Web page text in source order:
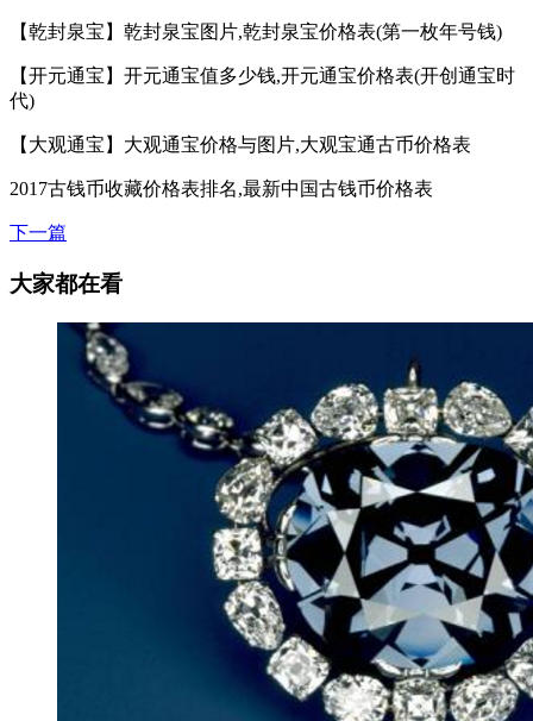
【乾封泉宝】乾封泉宝图片,乾封泉宝价格表(第一枚年号钱)
【开元通宝】开元通宝值多少钱,开元通宝价格表(开创通宝时
代)
【大观通宝】大观通宝价格与图片,大观宝通古币价格表
2017古钱币收藏价格表排名,最新中国古钱币价格表
下一篇
大家都在看